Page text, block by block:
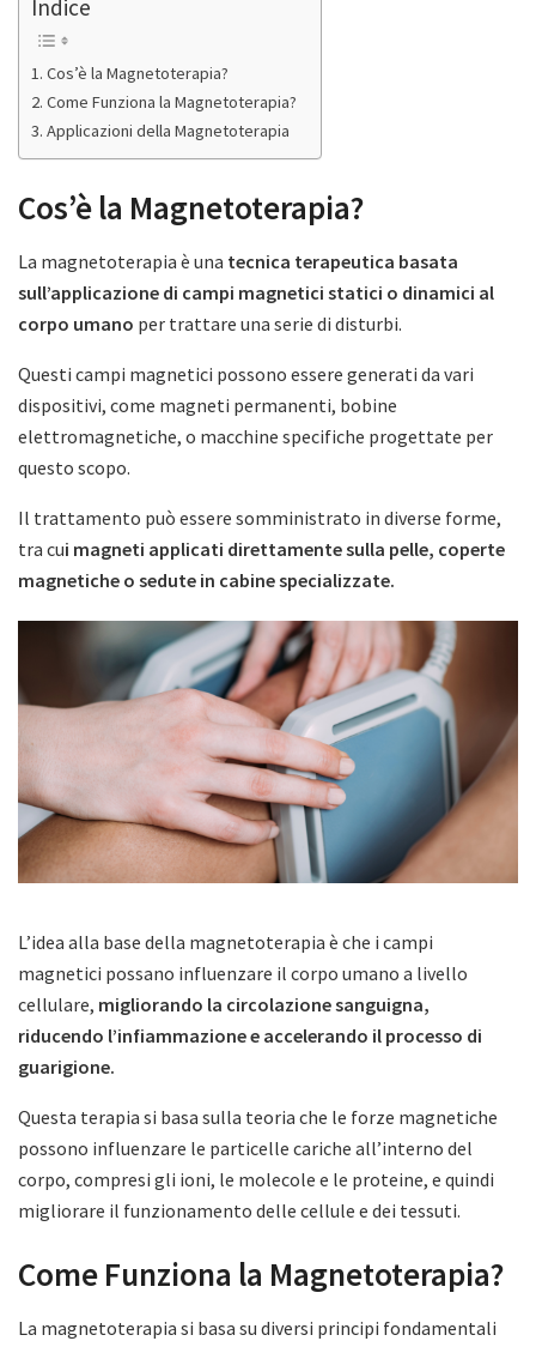
Indice
Cos’è la Magnetoterapia?
Come Funziona la Magnetoterapia?
Applicazioni della Magnetoterapia
Cos’è la Magnetoterapia?
La magnetoterapia è una tecnica terapeutica basata
sull’applicazione di campi magnetici statici o dinamici al
corpo umano per trattare una serie di disturbi.
Questi campi magnetici possono essere generati da vari
dispositivi, come magneti permanenti, bobine
elettromagnetiche, o macchine specifiche progettate per
questo scopo.
Il trattamento può essere somministrato in diverse forme,
tra cui magneti applicati direttamente sulla pelle, coperte
magnetiche o sedute in cabine specializzate.
L’idea alla base della magnetoterapia è che i campi
magnetici possano influenzare il corpo umano a livello
cellulare, migliorando la circolazione sanguigna,
riducendo l’infiammazione e accelerando il processo di
guarigione.
Questa terapia si basa sulla teoria che le forze magnetiche
possono influenzare le particelle cariche all’interno del
corpo, compresi gli ioni, le molecole e le proteine, e quindi
migliorare il funzionamento delle cellule e dei tessuti.
Come Funziona la Magnetoterapia?
La magnetoterapia si basa su diversi principi fondamentali